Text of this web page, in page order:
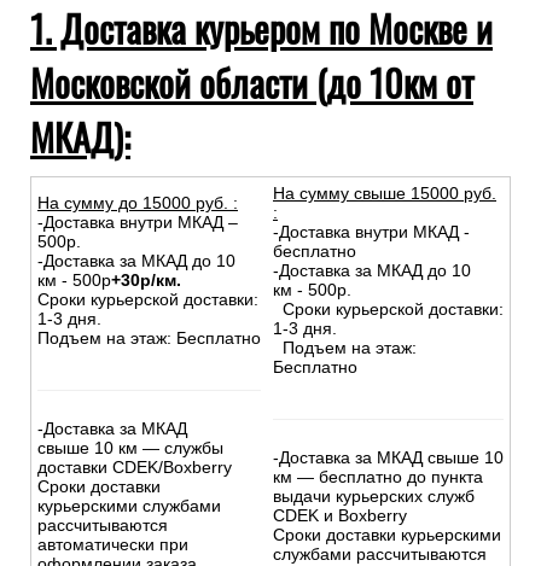
1. Доставка курьером по Москве и
Московской области (до 10км от
МКАД):
На сумму до 15000 руб. :
-Доставка внутри МКАД –
500р.
-Доставка за МКАД до 10
км - 500р+30р/км.
Сроки курьерской доставки:
1-3 дня.
Подъем на этаж: Бесплатно
-Доставка за МКАД
свыше 10 км — службы
доставки CDEK/Boxberry
Сроки доставки
курьерскими службами
рассчитываются
автоматически при
На сумму свыше 15000 руб.
:
-Доставка внутри МКАД -
бесплатно
-Доставка за МКАД до 10
км - 500р.
Сроки курьерской доставки:
1-3 дня.
Подъем на этаж:
Бесплатно
-Доставка за МКАД свыше 10
км — бесплатно до пункта
выдачи курьерских служб
CDEK и Boxberry
Сроки доставки курьерскими
службами рассчитываются